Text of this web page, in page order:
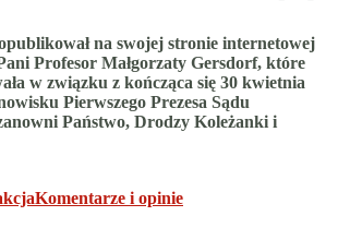
na swojej stronie internetowej
Profesor Małgorzaty Gersdorf, które
w związku z kończąca się 30 kwietnia
Pierwszego Prezesa Sądu
Państwo, Drodzy Koleżanki i
Komentarze i opinie